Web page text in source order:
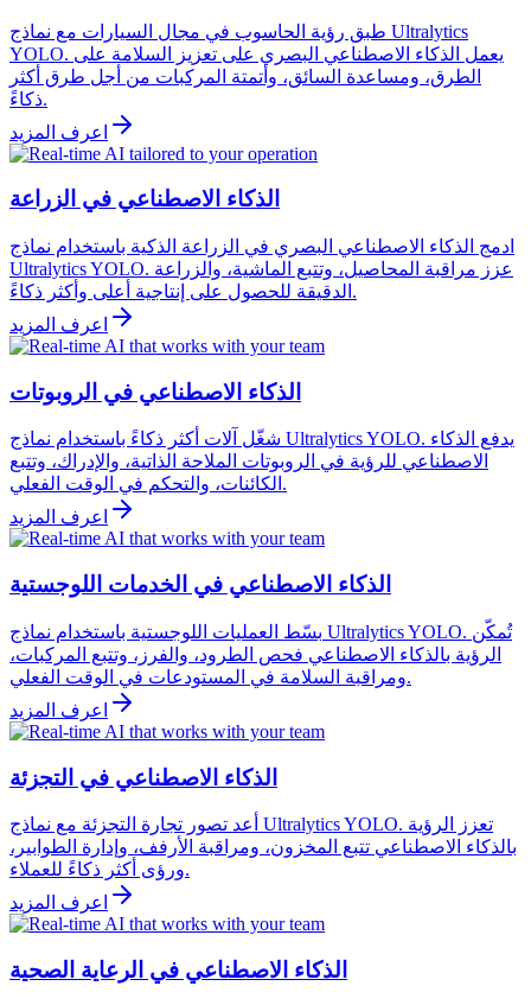
طبق رؤية الحاسوب في مجال السيارات مع نماذج Ultralytics
YOLO. يعمل الذكاء الاصطناعي البصري على تعزيز السلامة على
الطرق، ومساعدة السائق، وأتمتة المركبات من أجل طرق أكثر
ذكاءً.
اعرف المزيد
الذكاء الاصطناعي في الزراعة
ادمج الذكاء الاصطناعي البصري في الزراعة الذكية باستخدام نماذج
Ultralytics YOLO. عزز مراقبة المحاصيل، وتتبع الماشية، والزراعة
الدقيقة للحصول على إنتاجية أعلى وأكثر ذكاءً.
اعرف المزيد
الذكاء الاصطناعي في الروبوتات
شغّل آلات أكثر ذكاءً باستخدام نماذج Ultralytics YOLO. يدفع الذكاء
الاصطناعي للرؤية في الروبوتات الملاحة الذاتية، والإدراك، وتتبع
الكائنات، والتحكم في الوقت الفعلي.
اعرف المزيد
الذكاء الاصطناعي في الخدمات اللوجستية
بسّط العمليات اللوجستية باستخدام نماذج Ultralytics YOLO. تُمكّن
الرؤية بالذكاء الاصطناعي فحص الطرود، والفرز، وتتبع المركبات،
ومراقبة السلامة في المستودعات في الوقت الفعلي.
اعرف المزيد
الذكاء الاصطناعي في التجزئة
أعد تصور تجارة التجزئة مع نماذج Ultralytics YOLO. تعزز الرؤية
بالذكاء الاصطناعي تتبع المخزون، ومراقبة الأرفف، وإدارة الطوابير،
ورؤى أكثر ذكاءً للعملاء.
اعرف المزيد
الذكاء الاصطناعي في الرعاية الصحية